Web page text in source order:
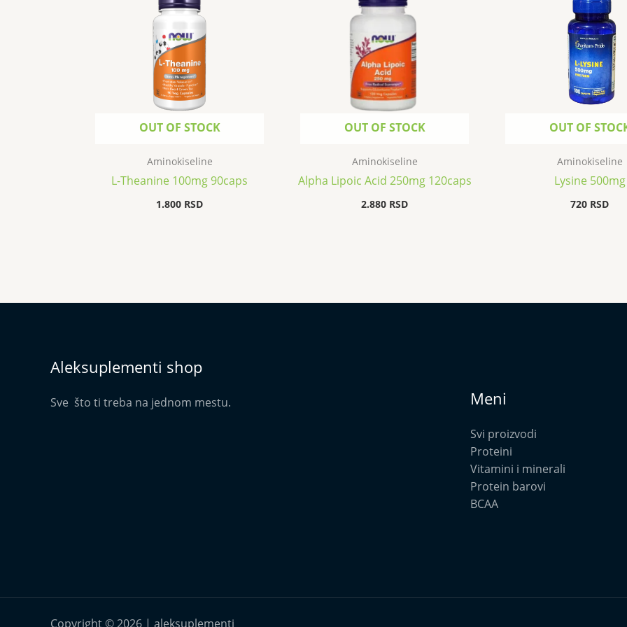
OUT OF STOCK
Aminokiseline
L-Theanine 100mg 90caps
1.800 RSD
OUT OF STOCK
Aminokiseline
Alpha Lipoic Acid 250mg 120caps
2.880 RSD
OUT OF
Aminokiseline
Lysine 500mg
720 RSD
Aleksuplementi shop
Sve što ti treba na jednom mestu. Meni
Svi proizvodi
Proteini
Vitamini i minerali
Protein barovi
BCAA
Copyright © 2026 | aleksuplementi